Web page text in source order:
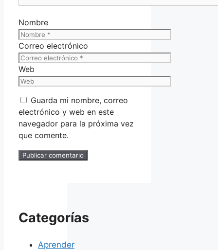
Nombre
Correo electrónico
Web
Guarda mi nombre, correo
electrónico y web en este
navegador para la próxima vez
que comente.
Categorías
Aprender